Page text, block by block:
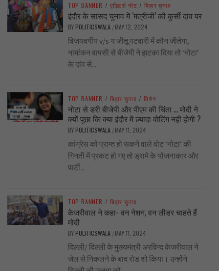
TOP BANNER / एडिटर्स नोट / बिहार चुनाव
इंदौर के सांसद चुनाव में ‘मंत्रीजी’ की कुर्सी दांव पर
BY POLITICSWALA / MAY 12, 2024
विजयवर्गीय v/s य जीतू पटवारी में कौन जीतेगा,
नामांकन वापसी से बीजेपी ने झटका दिया तो ‘नोटा’
के दांव से...
TOP BANNER / बिहार चुनाव / विशेष
नोटा से डरी बीजेपी और पीएम की चिंता … मोदी ने
क्यों पूछा कि क्या इंदौर में ज़्यादा वोटिंग नहीं होगी ?
BY POLITICSWALA / MAY 11, 2024
कांग्रेस को प्राप्त हो सकने वाले वोट ‘नोटा’ की
गिनती में प्रकट हो गए तो ड्रामे के योजनाकार और
पार्टी...
TOP BANNER / बिहार चुनाव
केजरीवाल ने कहा- वन नेशन, वन लीडर चाहते हैं
मोदी
BY POLITICSWALA / MAY 11, 2024
दिल्ली/ दिल्ली के मुख्यमंत्री अरविन्द केजरीवाल ने
जेल से निकलने के बाद रोड शो किया। उन्होंने